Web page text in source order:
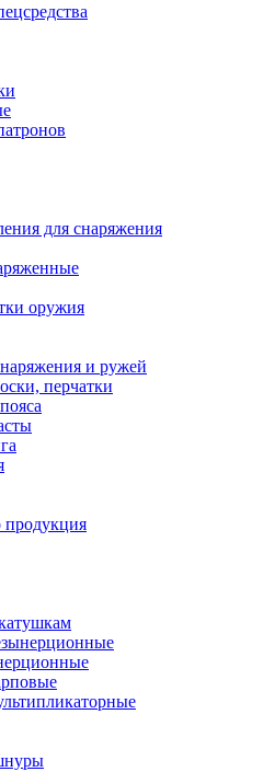
для снаряжения
оружия
и ружей
перчатки
продукция